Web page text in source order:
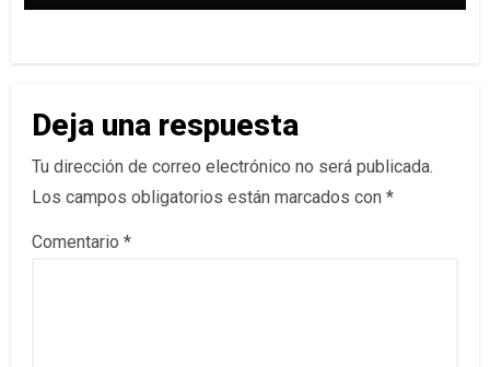
Deja una respuesta
Tu dirección de correo electrónico no será publicada.
Los campos obligatorios están marcados con *
Comentario *